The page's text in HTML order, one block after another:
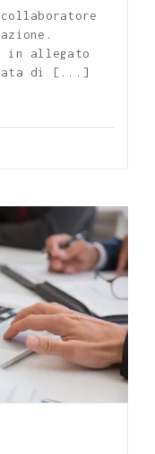
in allegato
di [...]